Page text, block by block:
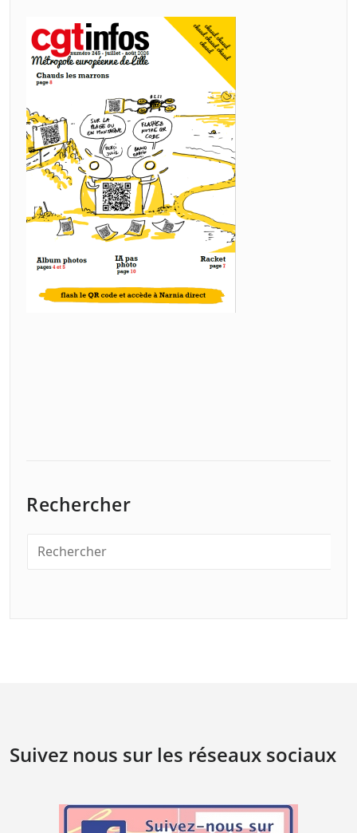
Rechercher
Suivez nous sur les réseaux sociaux